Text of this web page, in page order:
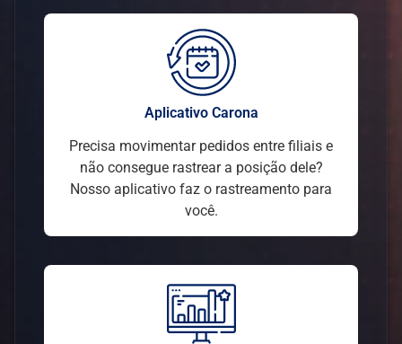
Aplicativo Carona
Precisa movimentar pedidos entre filiais e
não consegue rastrear a posição dele?
Nosso aplicativo faz o rastreamento para
você.